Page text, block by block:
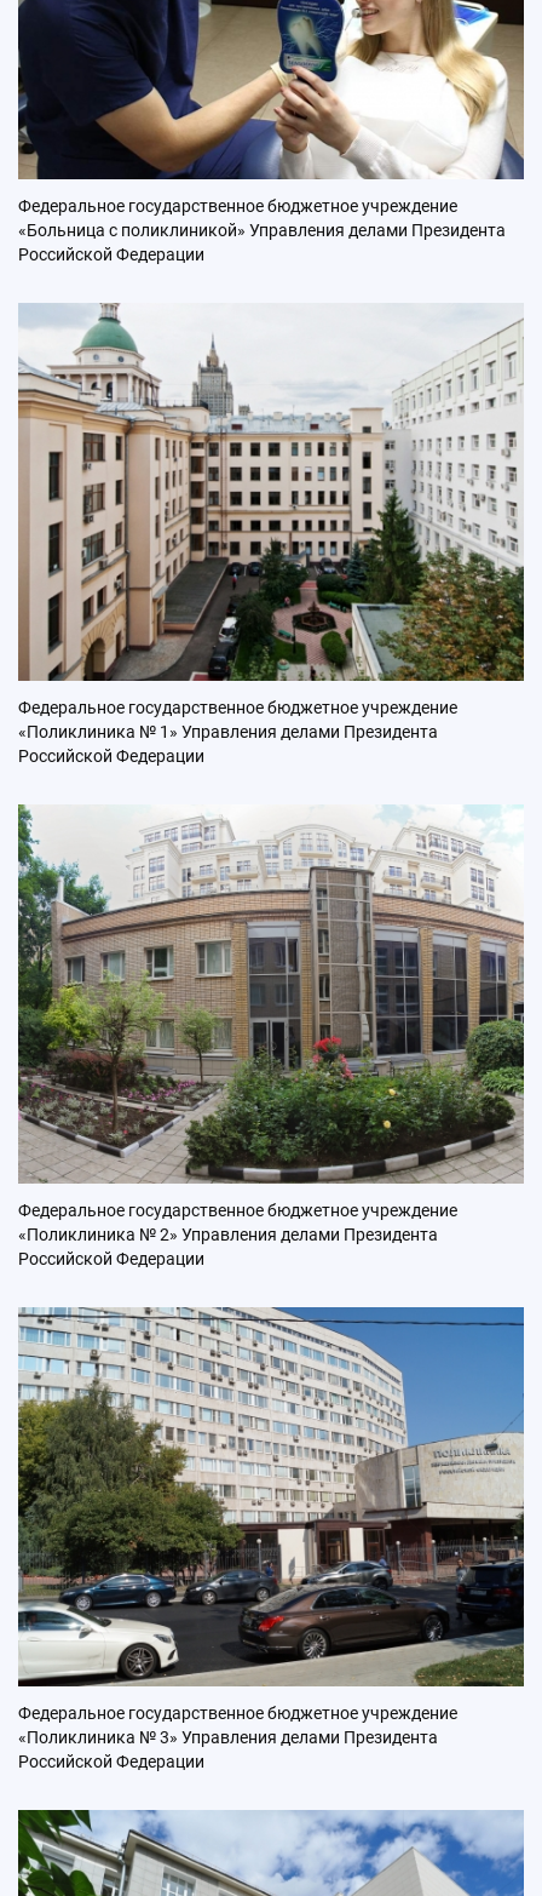
Федеральное государственное бюджетное учреждение
«Больница с поликлиникой» Управления делами Президента
Российской Федерации
Федеральное государственное бюджетное учреждение
«Поликлиника № 1» Управления делами Президента
Российской Федерации
Федеральное государственное бюджетное учреждение
«Поликлиника № 2» Управления делами Президента
Российской Федерации
Федеральное государственное бюджетное учреждение
«Поликлиника № 3» Управления делами Президента
Российской Федерации